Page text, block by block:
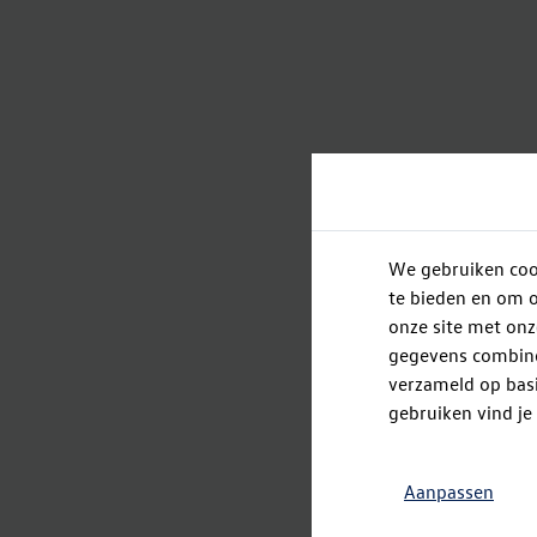
We gebruiken
te bieden en om
onze site met
gegevens
verzameld op
gebruiken vind je
Aanpassen